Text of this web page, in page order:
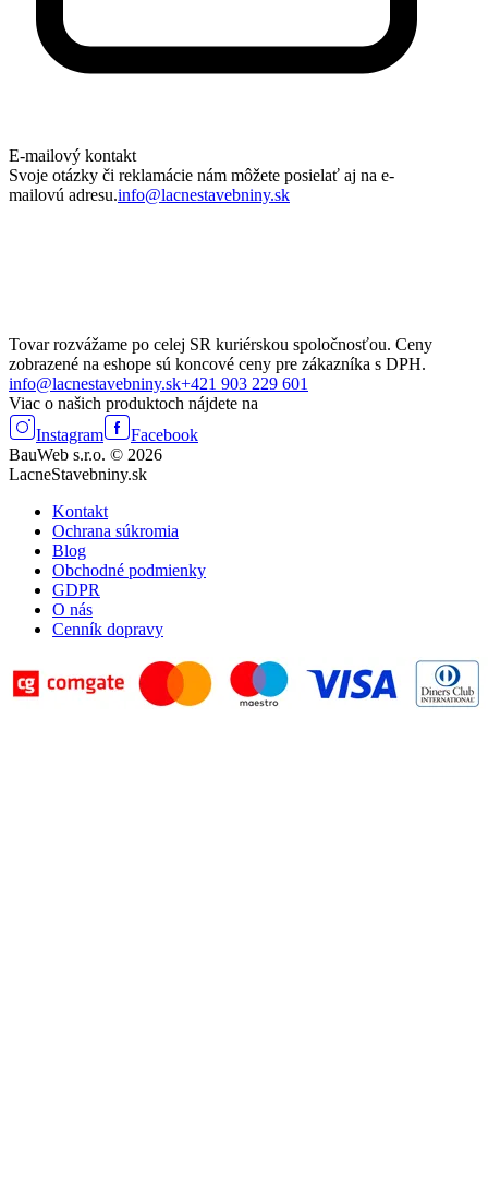
E-mailový kontakt
Svoje otázky či reklamácie nám môžete posielať aj na e-
mailovú adresu.info@lacnestavebniny.sk
Tovar rozvážame po celej SR kuriérskou spoločnosťou. Ceny
zobrazené na eshope sú koncové ceny pre zákazníka s DPH.
info@lacnestavebniny.sk+421 903 229 601
Viac o našich produktoch nájdete na
Instagram
Facebook
BauWeb s.r.o. © 2026
LacneStavebniny.sk
Kontakt
Ochrana súkromia
Blog
Obchodné podmienky
GDPR
O nás
Cenník dopravy